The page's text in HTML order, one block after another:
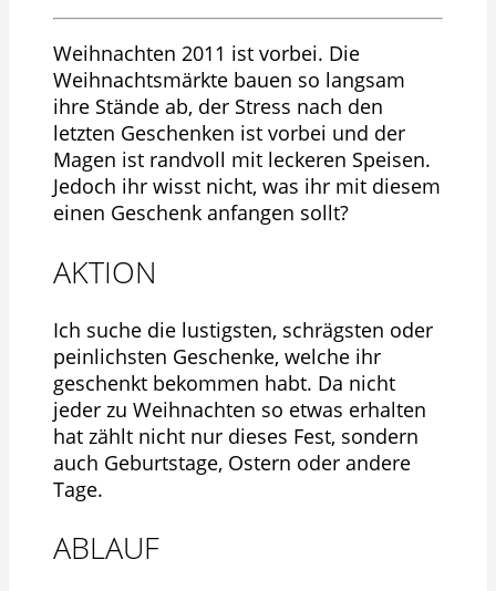
Weihnachten 2011 ist vorbei. Die
Weihnachtsmärkte bauen so langsam
ihre Stände ab, der Stress nach den
letzten Geschenken ist vorbei und der
Magen ist randvoll mit leckeren Speisen.
Jedoch ihr wisst nicht, was ihr mit diesem
einen Geschenk anfangen sollt?
AKTION
Ich suche die lustigsten, schrägsten oder
peinlichsten Geschenke, welche ihr
geschenkt bekommen habt. Da nicht
jeder zu Weihnachten so etwas erhalten
hat zählt nicht nur dieses Fest, sondern
auch Geburtstage, Ostern oder andere
Tage.
ABLAUF